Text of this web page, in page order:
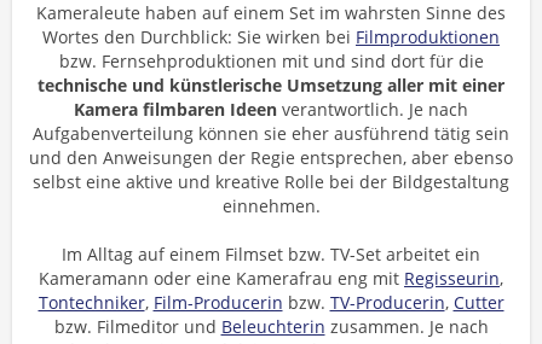
Kameraleute haben auf einem Set im wahrsten Sinne des
Wortes den Durchblick: Sie wirken bei Filmproduktionen
bzw. Fernsehproduktionen mit und sind dort für die
technische und künstlerische Umsetzung aller mit einer
Kamera filmbaren Ideen verantwortlich. Je nach
Aufgabenverteilung können sie eher ausführend tätig sein
und den Anweisungen der Regie entsprechen, aber ebenso
selbst eine aktive und kreative Rolle bei der Bildgestaltung
einnehmen.
Im Alltag auf einem Filmset bzw. TV-Set arbeitet ein
Kameramann oder eine Kamerafrau eng mit Regisseurin,
Tontechniker, Film-Producerin bzw. TV-Producerin, Cutter
bzw. Filmeditor und Beleuchterin zusammen. Je nach